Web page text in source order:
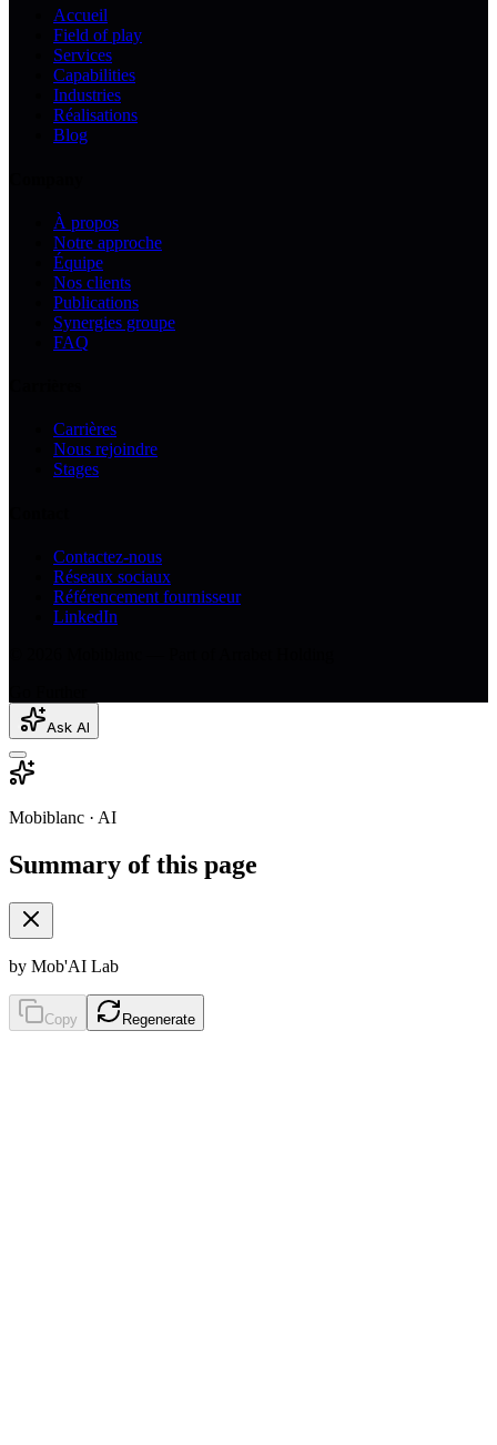
Accueil
Field of play
Services
Capabilities
Industries
Réalisations
Blog
À propos
Notre approche
Équipe
Nos clients
Publications
Synergies groupe
FAQ
Carrières
Nous rejoindre
Stages
Contactez-nous
Réseaux sociaux
Référencement fournisseur
LinkedIn
Ask AI
Mobiblanc · AI
Summary of this page
by Mob'AI Lab
Copy Regenerate